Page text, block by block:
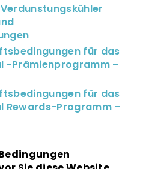
für das
-Prämienprogramm –
für das
Rewards-Programm –